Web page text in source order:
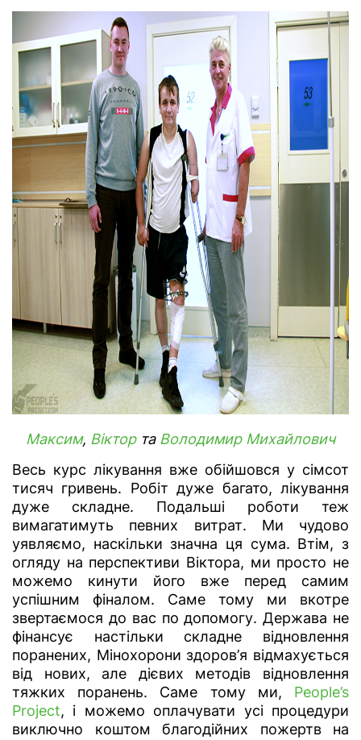
Максим, Вікторта Володимир Михайлович
Весь курс лікування вже обійшовся у сімсот
тисяч гривень. Робіт дуже багато, лікування
дуже складне. Подальші роботи теж
вимагатимуть певних витрат. Ми чудово
уявляємо, наскільки значна ця сума. Втім, з
огляду на перспективи Віктора, ми просто не
можемо кинути його вже перед самим
успішним фіналом. Саме тому ми вкотре
звертаємося до вас по допомогу. Держава не
фінансує настільки складне відновлення
поранених, Мінохорони здоров’я відмахується
від нових, але дієвих методів відновлення
тяжких поранень. Саме тому ми, People’s
Project, і можемо оплачувати усі процедури
виключно коштом благодійних пожертв на